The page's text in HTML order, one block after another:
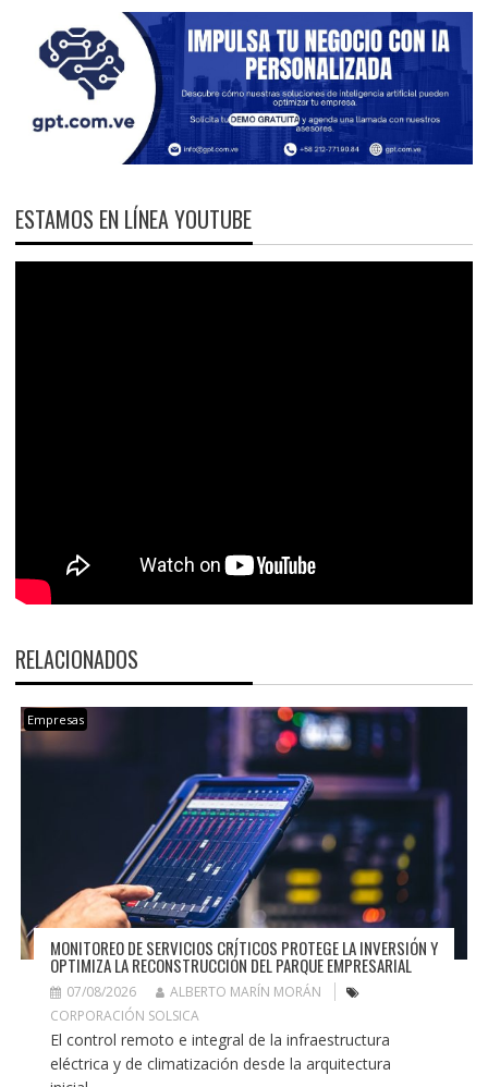
ESTAMOS EN LÍNEA YOUTUBE
RELACIONADOS
Empresas
MONITOREO DE SERVICIOS CRÍTICOS PROTEGE LA INVERSIÓN Y
OPTIMIZA LA RECONSTRUCCIÓN DEL PARQUE EMPRESARIAL
07/08/2026
ALBERTO MARÍN MORÁN
CORPORACIÓN SOLSICA
El control remoto e integral de la infraestructura
eléctrica y de climatización desde la arquitectura